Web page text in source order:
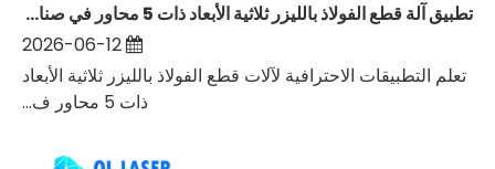
تطبيق آلة قطع الفولاذ بالليزر ثلاثية الأبعاد ذات 5 محاور في صناعة بناء الهياكل الفولاذية
تعلم التطبيقات الاحترافية لآلات قطع الفولاذ بالليزر ثلاثية الأبعاد
ذات 5 محاور ف...